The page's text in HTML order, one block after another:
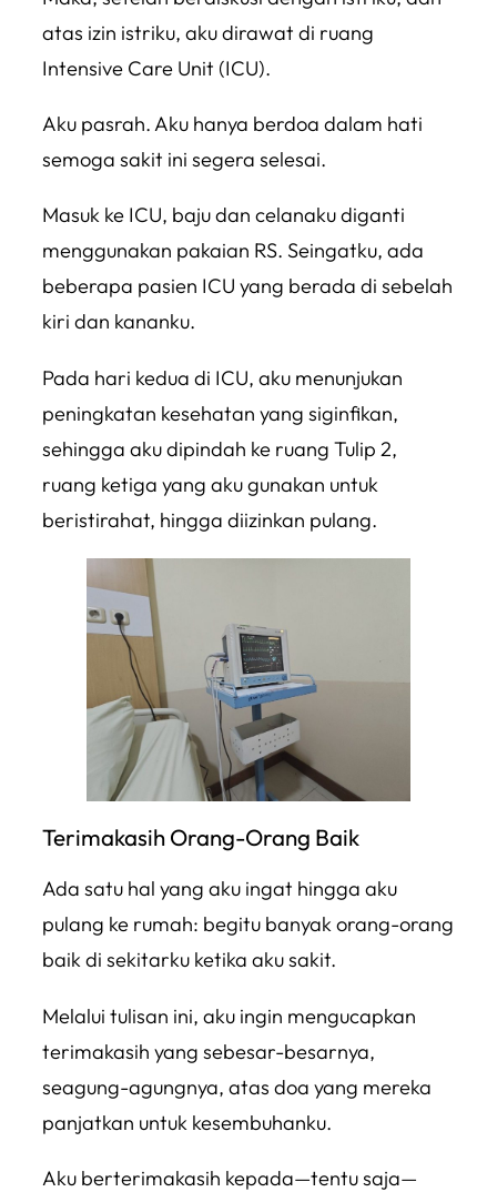
atas izin istriku, aku dirawat di ruang
Intensive Care Unit (ICU).
Aku pasrah. Aku hanya berdoa dalam hati
semoga sakit ini segera selesai.
Masuk ke ICU, baju dan celanaku diganti
menggunakan pakaian RS. Seingatku, ada
beberapa pasien ICU yang berada di sebelah
kiri dan kananku.
Pada hari kedua di ICU, aku menunjukan
peningkatan kesehatan yang siginfikan,
sehingga aku dipindah ke ruang Tulip 2,
ruang ketiga yang aku gunakan untuk
beristirahat, hingga diizinkan pulang.
Terimakasih Orang-Orang Baik
Ada satu hal yang aku ingat hingga aku
pulang ke rumah: begitu banyak orang-orang
baik di sekitarku ketika aku sakit.
Melalui tulisan ini, aku ingin mengucapkan
terimakasih yang sebesar-besarnya,
seagung-agungnya, atas doa yang mereka
panjatkan untuk kesembuhanku.
Aku berterimakasih kepada—tentu saja—